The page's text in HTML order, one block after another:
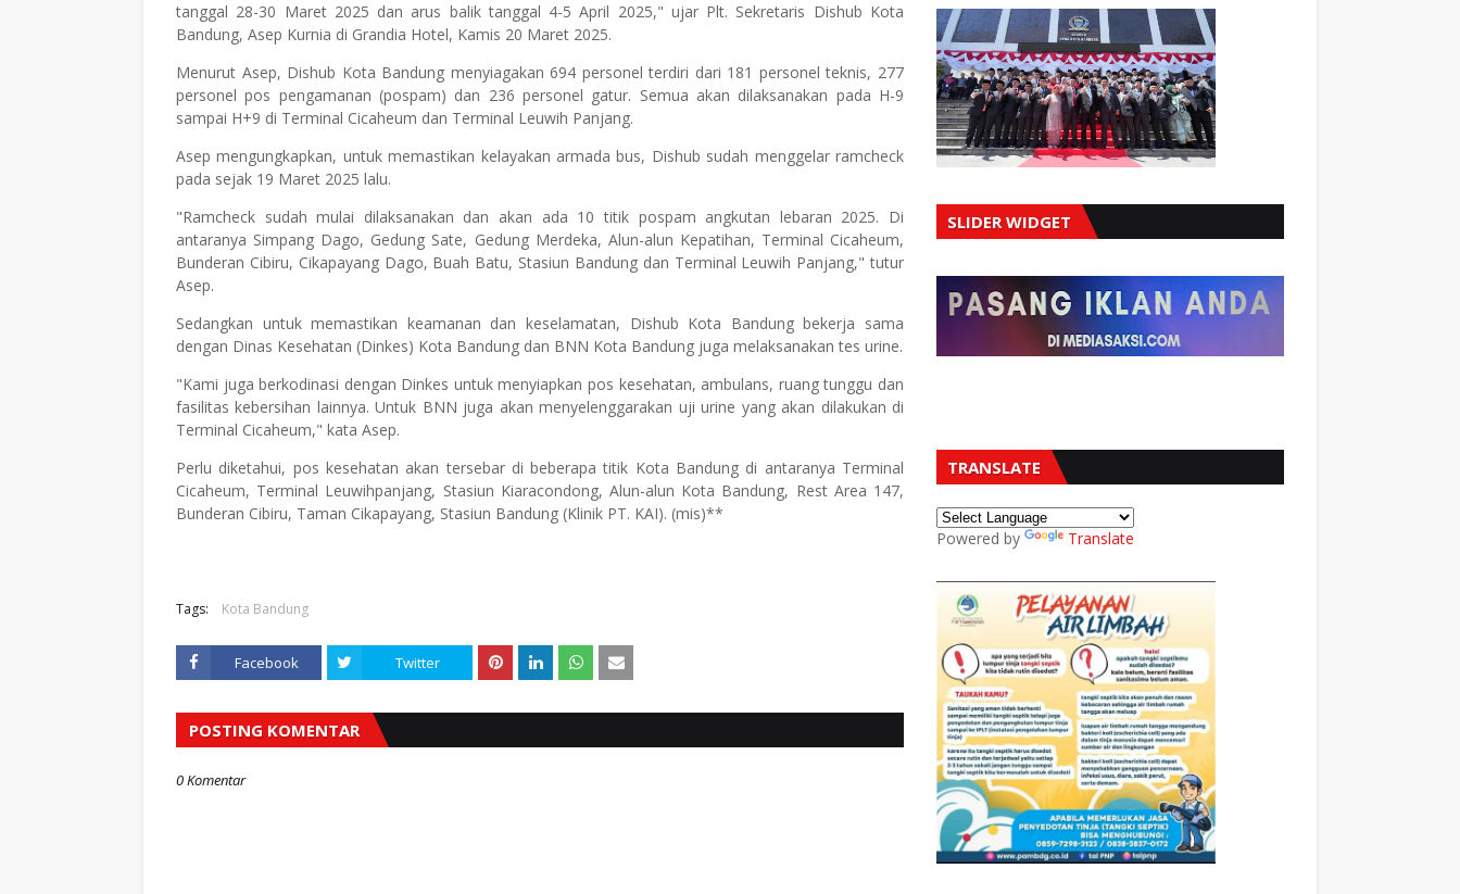
tanggal 28-30 Maret 2025 dan arus balik tanggal 4-5 April 2025," ujar Plt. Sekretaris Dishub Kota
Bandung, Asep Kurnia di Grandia Hotel, Kamis 20 Maret 2025.
Menurut Asep, Dishub Kota Bandung menyiagakan 694 personel terdiri dari 181 personel teknis, 277
personel pos pengamanan (pospam) dan 236 personel gatur. Semua akan dilaksanakan pada H-9
sampai H+9 di Terminal Cicaheum dan Terminal Leuwih Panjang.
Asep mengungkapkan, untuk memastikan kelayakan armada bus, Dishub sudah menggelar ramcheck
pada sejak 19 Maret 2025 lalu.
"Ramcheck sudah mulai dilaksanakan dan akan ada 10 titik pospam angkutan lebaran 2025. Di
antaranya Simpang Dago, Gedung Sate, Gedung Merdeka, Alun-alun Kepatihan, Terminal Cicaheum,
Bunderan Cibiru, Cikapayang Dago, Buah Batu, Stasiun Bandung dan Terminal Leuwih Panjang," tutur
Asep.
Sedangkan untuk memastikan keamanan dan keselamatan, Dishub Kota Bandung bekerja sama
dengan Dinas Kesehatan (Dinkes) Kota Bandung dan BNN Kota Bandung juga melaksanakan tes urine.
"Kami juga berkodinasi dengan Dinkes untuk menyiapkan pos kesehatan, ambulans, ruang tunggu dan
fasilitas kebersihan lainnya. Untuk BNN juga akan menyelenggarakan uji urine yang akan dilakukan di
Terminal Cicaheum," kata Asep.
Perlu diketahui, pos kesehatan akan tersebar di beberapa titik Kota Bandung di antaranya Terminal
Cicaheum, Terminal Leuwihpanjang, Stasiun Kiaracondong, Alun-alun Kota Bandung, Rest Area 147,
Bunderan Cibiru, Taman Cikapayang, Stasiun Bandung (Klinik PT. KAI). (mis)**
Tags: Kota Bandung
Facebook Twitter
POSTING KOMENTAR
0 Komentar
SLIDER WIDGET
TRANSLATE
Powered by Translate